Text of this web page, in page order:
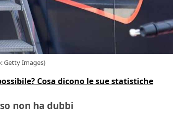
Getty Images)
Cosa dicono le sue statistiche
non ha dubbi